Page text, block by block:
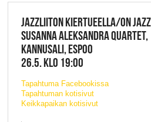
JAZZ FINLAND LIVE
JAZZLIITON KIERTUEELLA/ON
SUSANNA ALEKSANDRA QUARTET,
KANNUSALI, ESPOO
26.5. KLO 19:00
Tapahtuma Facebookissa
Tapahtuman kotisivut
Keikkapaikan kotisivut